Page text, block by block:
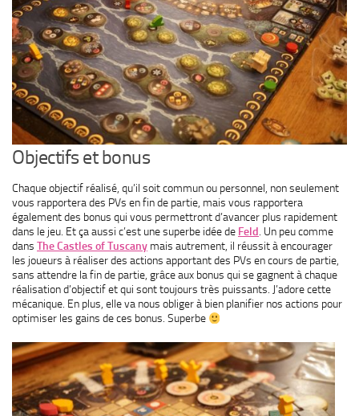
Objectifs et bonus
Chaque objectif réalisé, qu’il soit commun ou personnel, non seulement
vous rapportera des PVs en fin de partie, mais vous rapportera
également des bonus qui vous permettront d’avancer plus rapidement
dans le jeu. Et ça aussi c’est une superbe idée de Feld. Un peu comme
dans The Castles of Tuscany mais autrement, il réussit à encourager
les joueurs à réaliser des actions apportant des PVs en cours de partie,
sans attendre la fin de partie, grâce aux bonus qui se gagnent à chaque
réalisation d’objectif et qui sont toujours très puissants. J’adore cette
mécanique. En plus, elle va nous obliger à bien planifier nos actions pour
optimiser les gains de ces bonus. Superbe